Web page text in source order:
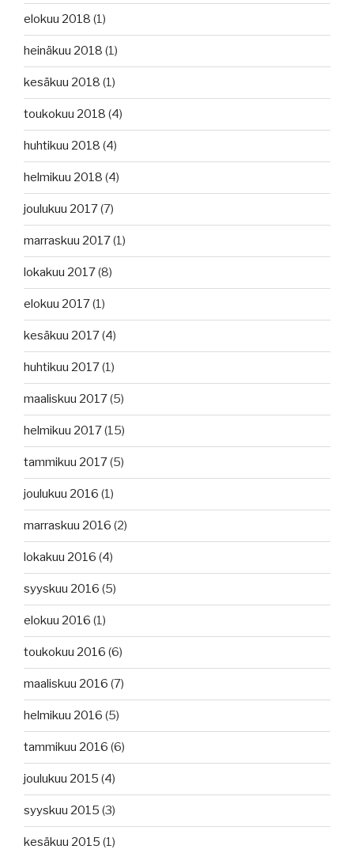
elokuu 2018 (1)
heinäkuu 2018 (1)
kesäkuu 2018 (1)
toukokuu 2018 (4)
huhtikuu 2018 (4)
helmikuu 2018 (4)
joulukuu 2017(7)
marraskuu 2017(1)
lokakuu 2017(8)
elokuu 2017(1)
kesäkuu 2017(4)
huhtikuu 2017(1)
maaliskuu 2017(5)
helmikuu 2017(15)
tammikuu 2017(5)
joulukuu 2016 (1)
marraskuu 2016 (2)
lokakuu 2016 (4)
syyskuu 2016 (5)
elokuu 2016 (1)
toukokuu 2016 (6)
maaliskuu 2016 (7)
helmikuu 2016 (5)
tammikuu 2016 (6)
joulukuu 2015 (4)
syyskuu 2015 (3)
kesäkuu 2015 (1)